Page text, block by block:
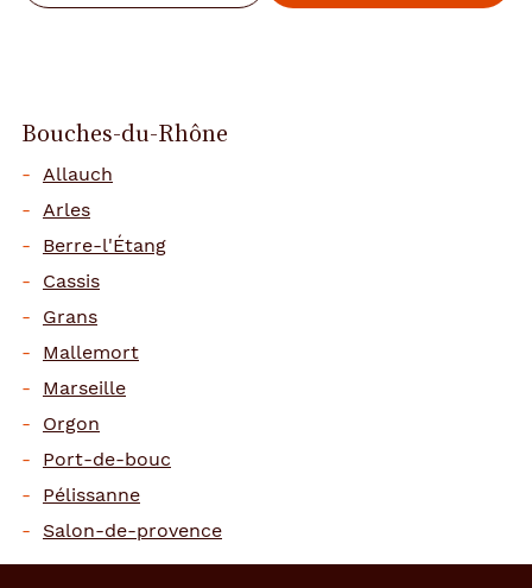
Bouches-du-Rhône
Allauch
Arles
Berre-l'Étang
Cassis
Grans
Mallemort
Marseille
Orgon
Port-de-bouc
Pélissanne
Salon-de-provence